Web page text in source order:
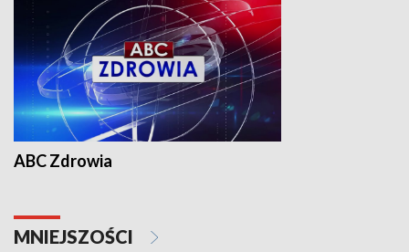
ABC Zdrowia
MNIEJSZOŚCI